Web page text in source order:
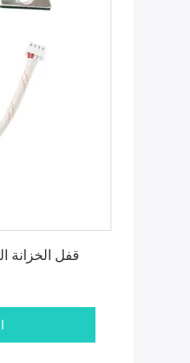
قفل الخزانة